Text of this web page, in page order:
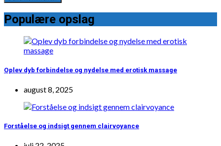
Populære opslag
Oplev dyb forbindelse og nydelse med erotisk massage
august 8, 2025
Forståelse og indsigt gennem clairvoyance